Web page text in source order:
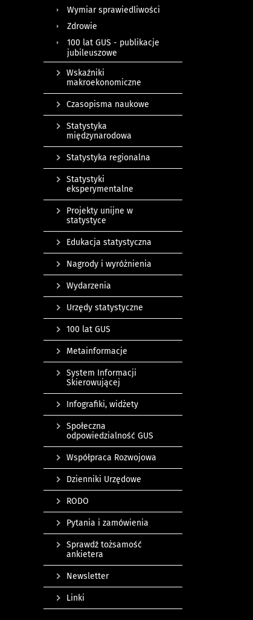
Wymiar sprawiedliwości
Zdrowie
100 lat GUS - publikacje
jubileuszowe
Wskaźniki
makroekonomiczne
Czasopisma naukowe
Statystyka
międzynarodowa
Statystyka regionalna
Statystyki
eksperymentalne
Projekty unijne w
statystyce
Edukacja statystyczna
Nagrody i wyróżnienia
Wydarzenia
Urzędy statystyczne
100 lat GUS
Metainformacje
System Informacji
Skierowującej
Infografiki, widżety
Społeczna
odpowiedzialność GUS
Współpraca Rozwojowa
Dzienniki Urzędowe
RODO
Pytania i zamówienia
Sprawdź tożsamość
ankietera
Newsletter
Linki